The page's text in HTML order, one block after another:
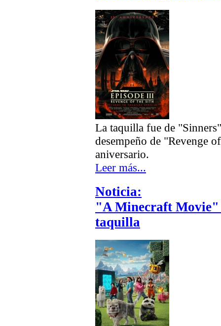
La taquilla fue de
desempeño de "Revenge
aniversario.
Leer más...
Noticia:
"A Minecraft Movie"
taquilla